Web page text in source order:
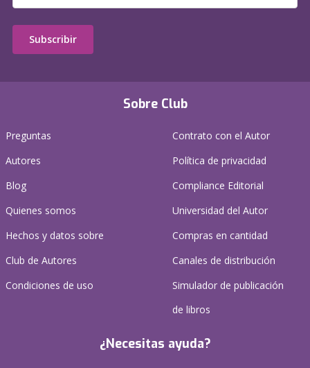
Sobre Club
Preguntas
Autores
Blog
Quienes somos
Hechos y datos sobre
Club de Autores
Condiciones de uso
Contrato con el Autor
Política de privacidad
Compliance Editorial
Universidad del Autor
Compras en cantidad
Canales de distribución
Simulador de publicación
de libros
¿Necesitas ayuda?
Subscribir